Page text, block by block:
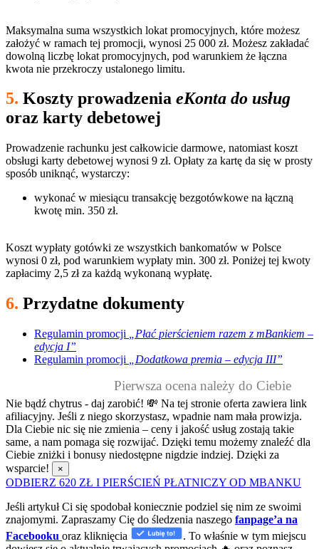
Maksymalna suma wszystkich lokat promocyjnych, które możesz
założyć w ramach tej promocji, wynosi 25 000 zł. Możesz zakładać
dowolną liczbę lokat promocyjnych, pod warunkiem że łączna
kwota nie przekroczy ustalonego limitu.
5. Koszty prowadzenia eKonta do usług
oraz karty debetowej
Prowadzenie rachunku jest całkowicie darmowe, natomiast koszt
obsługi karty debetowej wynosi 9 zł. Opłaty za kartę da się w prosty
sposób uniknąć, wystarczy:
wykonać w miesiącu transakcję bezgotówkowe na łączną
kwotę min. 350 zł.
Koszt wypłaty gotówki ze wszystkich bankomatów w Polsce
wynosi 0 zł, pod warunkiem wypłaty min. 300 zł. Poniżej tej kwoty
zapłacimy 2,5 zł za każdą wykonaną wypłatę.
6. Przydatne dokumenty
Regulamin promocji
„Płać pierścieniem razem z mBankiem –
edycja I”
Regulamin promocji
„Dodatkowa premia – edycja III”
Pierwsza ocena należy do Ciebie
Nie bądź chytrus - daj zarobić! 💸 Na tej stronie oferta zawiera link
afiliacyjny. Jeśli z niego skorzystasz, wpadnie nam mała prowizja.
Dla Ciebie nic się nie zmienia – ceny i jakość usług zostają takie
same, a nam pomaga się rozwijać. Dzięki temu możemy znaleźć dla
Ciebie zniżki i bonusy niedostępne nigdzie indziej. Dzięki za
wsparcie!
×
ODBIERZ 620 ZŁ I PIERŚCIEŃ PŁATNICZY OD MBANKU
Jeśli artykuł Ci się spodobał koniecznie podziel się nim ze swoimi
znajomymi. Zapraszamy Cię do śledzenia naszego fanpage’a na
Facebooku oraz kliknięcia
. To właśnie w tym miejscu